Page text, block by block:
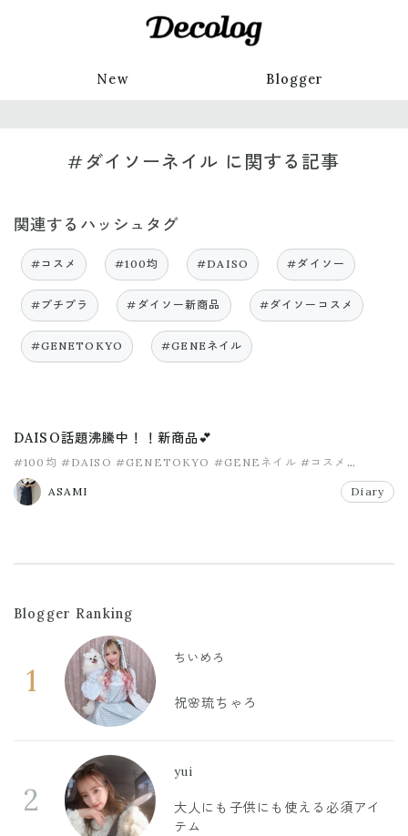
New Blogger
#ダイソーネイル に関する記事
関連するハッシュタグ
#コスメ #100均 #DAISO #ダイソー
#プチプラ #ダイソー新商品 #ダイソーコスメ
#GENETOKYO #GENEネイル
DAISO話題沸騰中！！新商品💕
#100均 #DAISO #GENETOKYO #GENEネイル #コスメ
#ダイソー
ASAMI
Diary
Blogger Ranking
1
ちいめろ
祝🌸琉ちゃろ
2
yui
大人にも子供にも使える必須アイ
テム